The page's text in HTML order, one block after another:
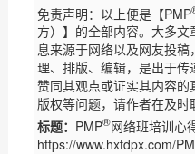
免责声明：以上便是【PMP
方）】的全部内容。大多
息来源于网络以及网友投
理、排版、编辑，是出于
赞同其观点或证实其内容
版权等问题，请作者在及时
标题： PMP®网络班培训心
https://www.hxtdpx.com/